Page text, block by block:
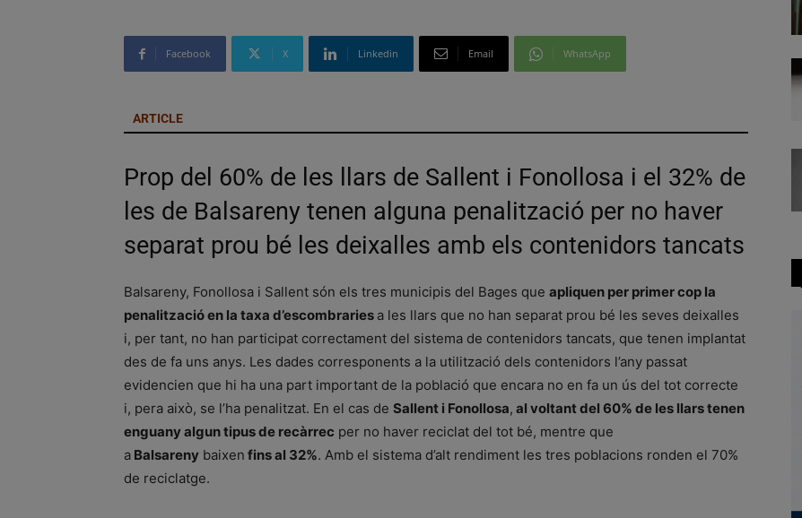
Facebook X Linkedin Email WhatsApp
ARTICLE
Prop del 60% de les llars de Sallent i Fonollosa i el 32% de
les de Balsareny tenen alguna penalització per no haver
separat prou bé les deixalles amb els contenidors tancats
Balsareny, Fonollosa i Sallent són els tres municipis del Bages que apliquen per primer cop la
penalització en la taxa d’escombraries a les llars que no han separat prou bé les seves deixalles
i, per tant, no han participat correctament del sistema de contenidors tancats, que tenen implantat
des de fa uns anys. Les dades corresponents a la utilització dels contenidors l’any passat
evidencien que hi ha una part important de la població que encara no en fa un ús del tot correcte
i, pera això, se l’ha penalitzat. En el cas de Sallent i Fonollosa, al voltant del 60% de les llars tenen
enguany algun tipus de recàrrec per no haver reciclat del tot bé, mentre que
a Balsareny baixen fins al 32%. Amb el sistema d’alt rendiment les tres poblacions ronden el 70%
de reciclatge.